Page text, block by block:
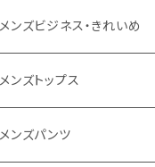
1PIU1UGUALE3 RELAX
go slow caravan
SY32 by SWEET YEARS
レディース
メンズ
レディース
メンズビジネス・きれいめ
スーツ
カジュアルセットアップ
メンズトップス
Tシャツ/カットソー
メンズパンツ